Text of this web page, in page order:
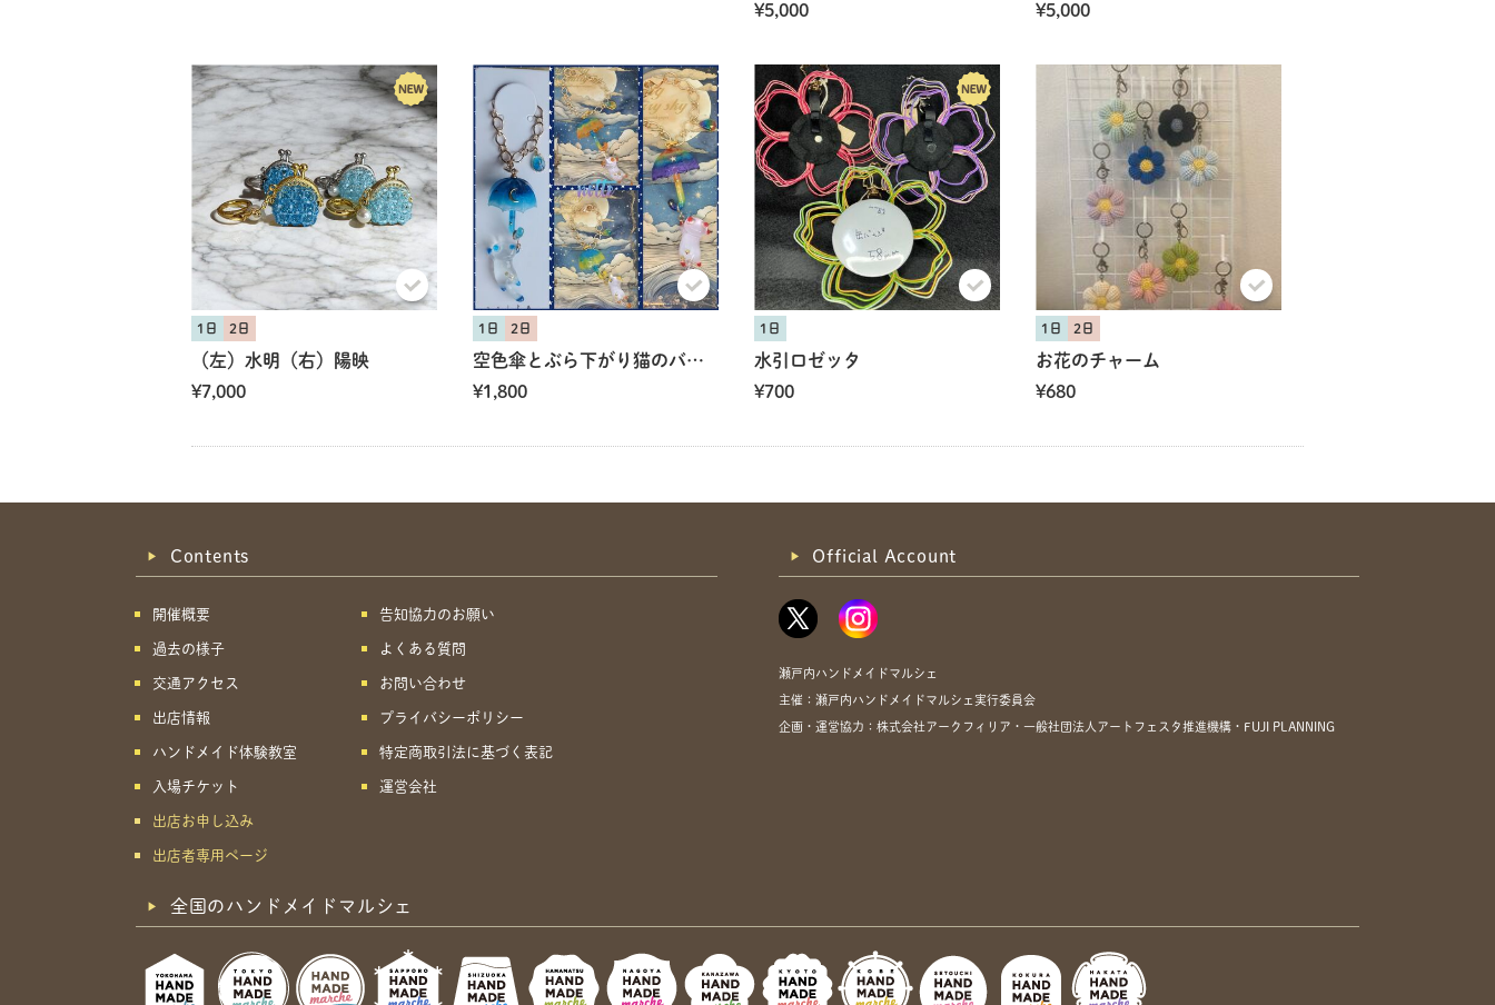
¥5,000
¥5,000
1日 2日
（左）水明（右）陽映
¥7,000
1日 2日
空色傘とぶら下がり猫のバックチャーム
¥1,800
1日
水引ロゼッタ
¥700
1日 2日
お花のチャーム
¥680
Contents
開催概要
過去の様子
交通アクセス
出店情報
ハンドメイド体験教室
入場チケット
出店お申し込み
出店者専用ページ
告知協力のお願い
よくある質問
お問い合わせ
プライバシーポリシー
特定商取引法に基づく表記
運営会社
Official Account
瀬戸内ハンドメイドマルシェ
主催：瀬戸内ハンドメイドマルシェ実行委員会
企画・運営協力：株式会社アークフィリア・一般社団法人アートフェスタ推進機構・FUJI PLANNING
全国のハンドメイドマルシェ